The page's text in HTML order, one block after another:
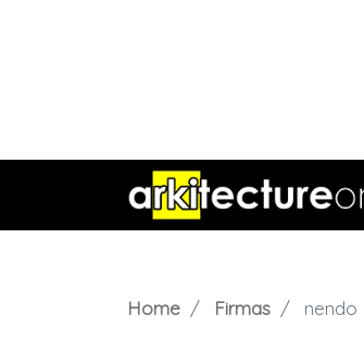
Home Firmas nendo